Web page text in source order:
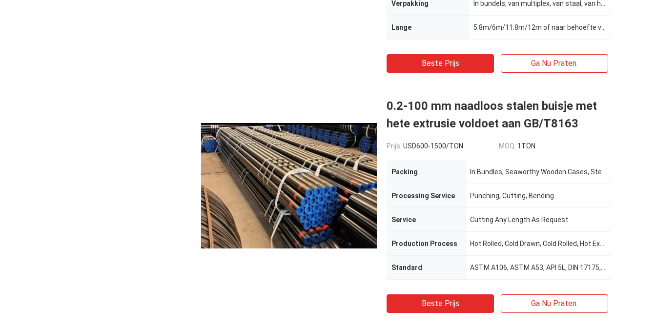
Verpakking
Lange
Beste Prijs Ga Nu Praten.
0.2-100 mm naadloos stalen buisje met
hete extrusie voldoet aan GB/T8163
Prijs: USD600-1500/TON MOQ: 1TON
Packing
Processing Service Punching, Cutting, Bending
Service Cutting Any Length As Request
Production Process
Standard
Beste Prijs Ga Nu Praten.